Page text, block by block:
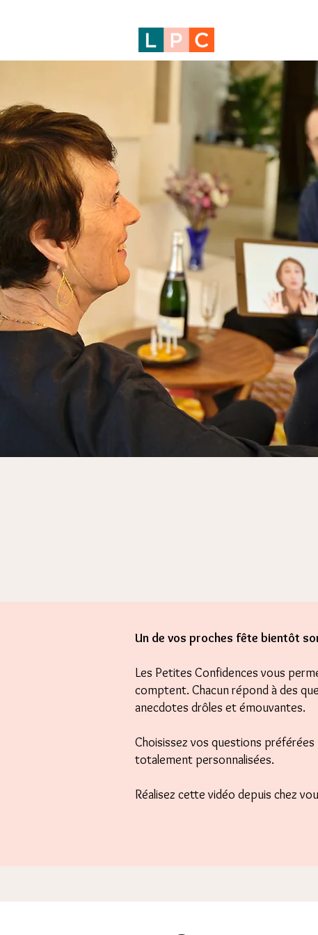
Un de vos proches fête bientôt
Les Petites Confidences vous
comptent. Chacun répond à des
anecdotes drôles et émouvantes.
Choisissez vos questions
totalement personnalisées.
Réalisez cette vidéo depuis chez